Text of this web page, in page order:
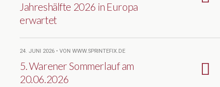
Jahreshälfte 2026 in Europa
erwartet
24. JUNI 2026 • VON WWW.SPRINTEFIX.DE
5. Warener Sommerlauf am
20.06.2026